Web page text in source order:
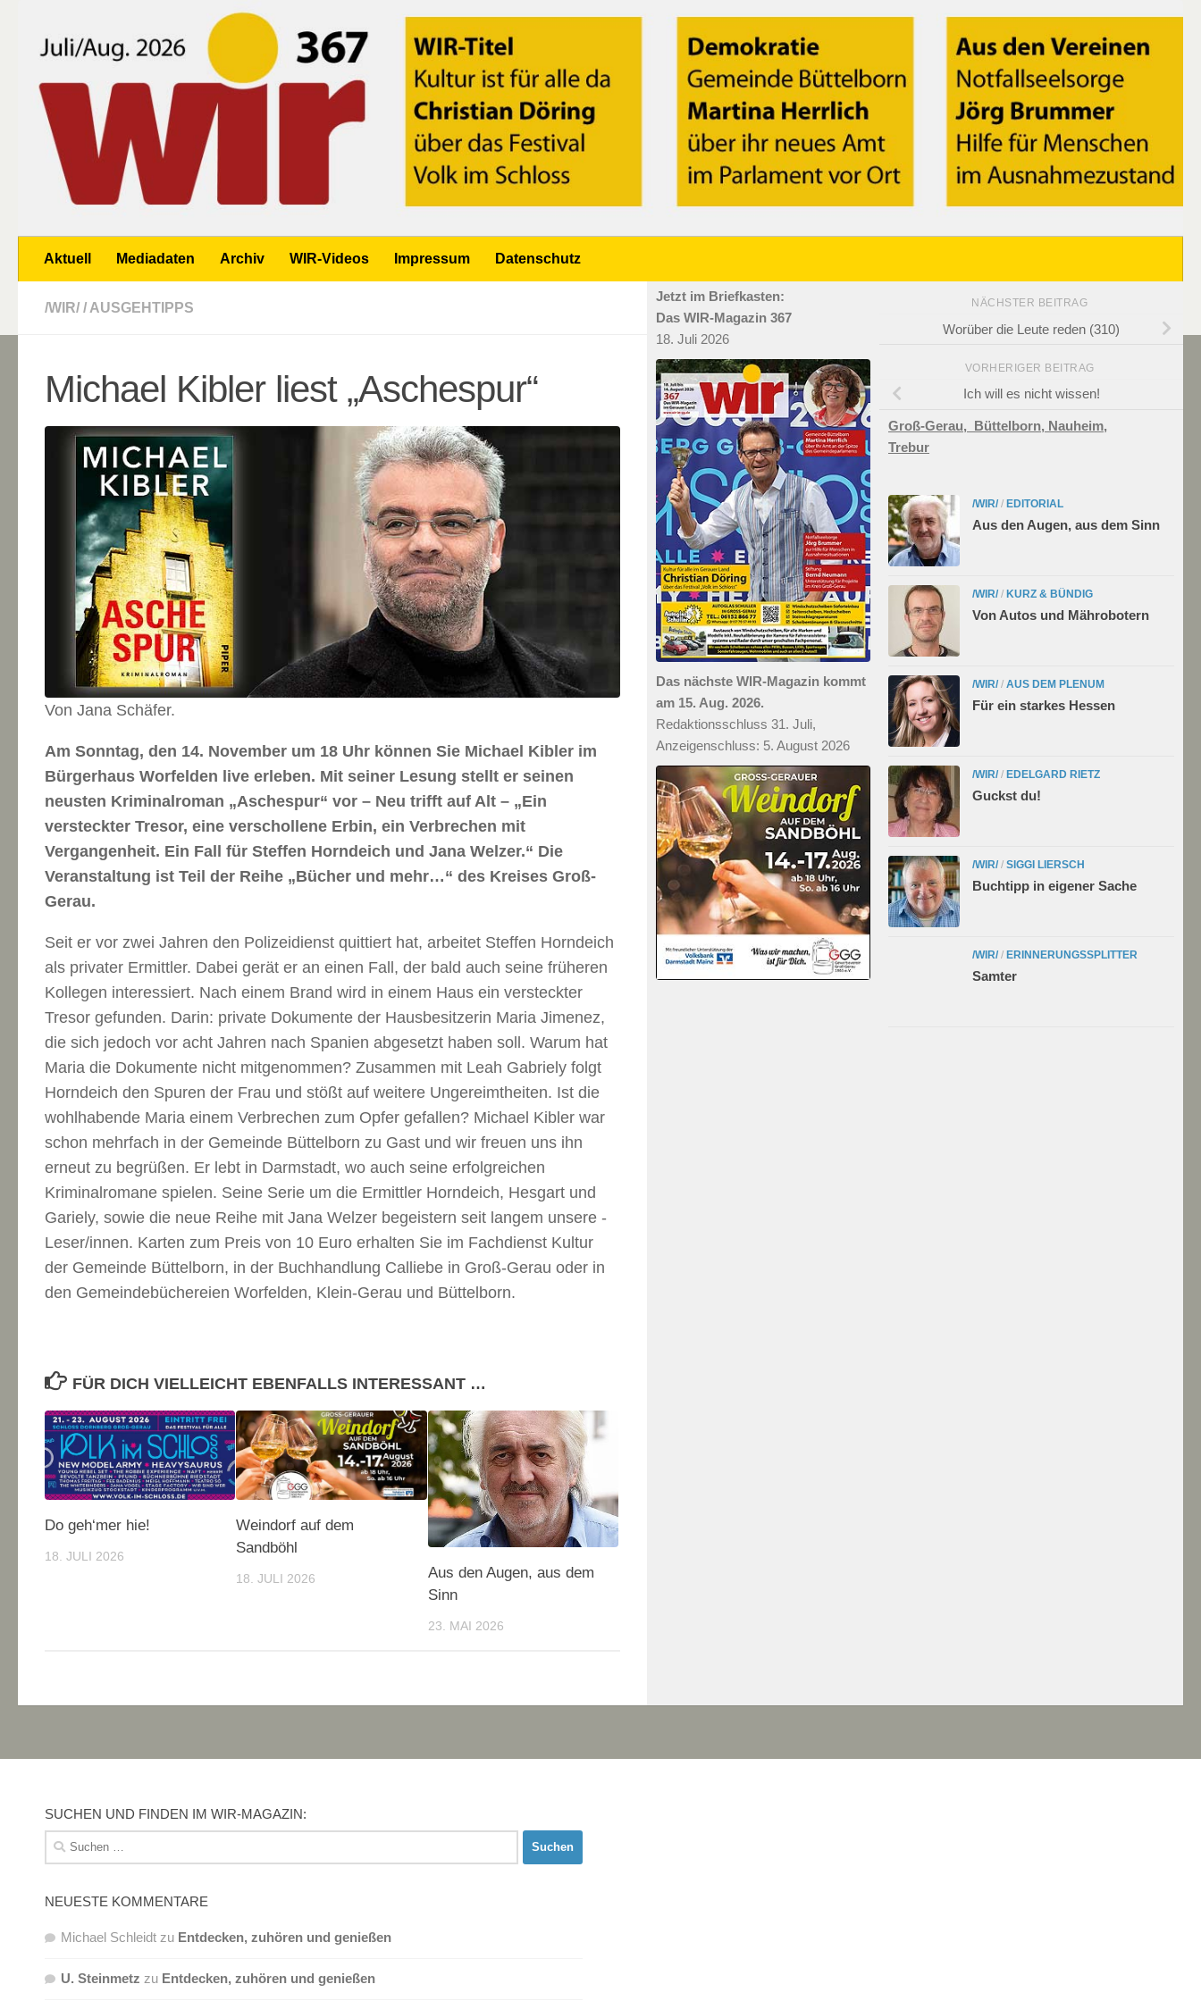
Aktuell Mediadaten Archiv WIR-Videos Impressum Datenschutz
/WIR/ / AUSGEHTIPPS
Michael Kibler liest „Aschespur“
Von Jana Schäfer.
Am Sonntag, den 14. November um 18 Uhr können Sie Michael ­Kibler im
Bürgerhaus Worfelden live erleben. Mit seiner Lesung stellt er seinen
neusten Kriminalroman „Aschespur“ vor – Neu trifft auf Alt – „Ein
versteckter Tresor, eine verschollene Erbin, ein Verbrechen mit
Vergangenheit. Ein Fall für Steffen Horndeich und Jana Welzer.“ Die
Veranstaltung ist Teil der Reihe „Bücher und mehr…“ des Kreises Groß-
Gerau.
Seit er vor zwei Jahren den Polizeidienst quittiert hat, arbeitet Steffen Horndeich
als privater Ermittler. Dabei gerät er an einen Fall, der bald auch seine früheren
Kollegen interessiert. Nach einem Brand wird in einem Haus ein versteckter
Tresor gefunden. Darin: private Dokumente der Hausbesitzerin Maria Jimenez,
die sich jedoch vor acht Jahren nach Spanien abgesetzt haben soll. Warum hat
Maria die Dokumente nicht mitgenommen? Zusammen mit Leah Gabriely folgt
Horndeich den Spuren der Frau und stößt auf weitere Ungereimtheiten. Ist die
wohlhabende Maria einem Verbrechen zum Opfer gefallen? Michael Kibler war
schon mehrfach in der Gemeinde Büttelborn zu Gast und wir freuen uns ihn
erneut zu begrüßen. Er lebt in Darmstadt, wo auch seine erfolgreichen
Kriminalromane spielen. Seine Serie um die Ermittler Horndeich, Hesgart und
Gariely, sowie die neue Reihe mit Jana Welzer begeistern seit langem unsere ­
Leser/innen. Karten zum Preis von 10 Euro erhalten Sie im Fachdienst Kultur
der Gemeinde Büttelborn, in der Buchhandlung Calliebe in Groß-Gerau oder in
den Gemeindebüchereien Worfelden, Klein-Gerau und Büttelborn.
FÜR DICH VIELLEICHT EBENFALLS INTERESSANT …
Do geh‘mer hie!
18. JULI 2026
Weindorf auf dem
Sandböhl
18. JULI 2026
Aus den Augen, aus dem
Sinn
23. MAI 2026
NÄCHSTER BEITRAG
Worüber die Leute reden (310)
VORHERIGER BEITRAG
Ich will es nicht wissen!
Groß-Gerau, Büttelborn, Nauheim,
Trebur
/WIR/ / EDITORIAL
Aus den Augen, aus dem Sinn
/WIR/ / KURZ & BÜNDIG
Von Autos und Mährobotern
/WIR/ / AUS DEM PLENUM
Für ein starkes Hessen
/WIR/ / EDELGARD RIETZ
Guckst du!
/WIR/ / SIGGI LIERSCH
Buchtipp in eigener Sache
/WIR/ / ERINNERUNGSSPLITTER
Samter
Jetzt im Briefkasten:
Das WIR-Magazin 367
18. Juli 2026
Das nächste WIR-Magazin kommt
am 15. Aug. 2026.
Redaktionsschluss 31. Juli,
Anzeigenschluss: 5. August 2026
SUCHEN UND FINDEN IM WIR-MAGAZIN:
Suchen
nach:
NEUESTE KOMMENTARE
Michael Schleidt zu Entdecken, zuhören und genießen
U. Steinmetz zu Entdecken, zuhören und genießen